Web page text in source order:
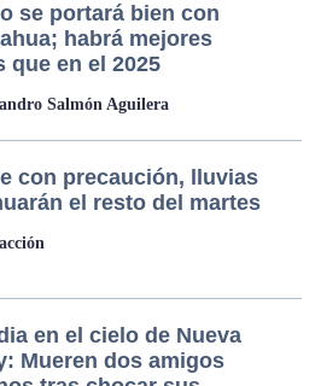
se portará bien con
habrá mejores
que en el 2025
Salmón Aguilera
con precaución, lluvias
el resto del martes
en el cielo de Nueva
Mueren dos amigos